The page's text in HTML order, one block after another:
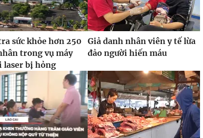
sức khỏe hơn 250
trong vụ máy
laser bị hỏng
Giả danh nhân viên y tế lừa
đảo người hiến máu